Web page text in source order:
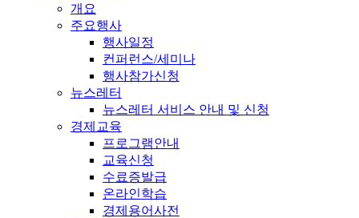
개요
주요행사
행사일정
컨퍼런스/세미나
행사참가신청
뉴스레터
뉴스레터 서비스 안내 및 신청
경제교육
프로그램안내
교육신청
수료증발급
온라인학습
경제용어사전